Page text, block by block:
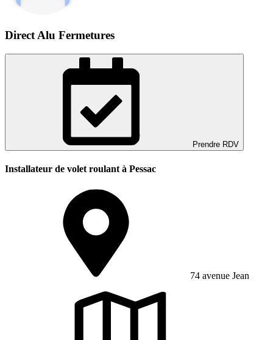
Direct Alu Fermetures
Prendre RDV
Installateur de volet roulant à Pessac
74 avenue Jean